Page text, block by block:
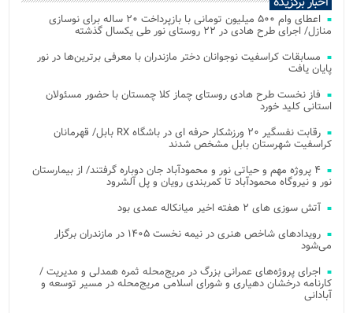
اعطای وام ۵۰۰ میلیون تومانی با بازپرداخت ۲۰ ساله برای نوسازی
منازل/ اجرای طرح هادی در ۲۲ روستای نور طی یکسال گذشته
مسابقات کراسفیت نوجوانان دختر مازندران با معرفی برترین‌ها در نور
پایان یافت
فاز نخست طرح هادی روستای چماز کلا چمستان با حضور مسئولان
استانی کلید خورد
رقابت نفسگیر ۲۰ ورزشکار حرفه ای در باشگاه RX بابل/ قهرمانان
کراسفیت شهرستان بابل مشخص شدند
۴ پروژه مهم و حیاتی نور و محمودآباد جان دوباره گرفتند/ از بیمارستان
نور و نیروگاه محمودآباد تا کمربندی رویان و پل آلشرود
آتش‌ سوزی‌ های ۲ هفته اخیر میانکاله عمدی بود
رویدادهای شاخص هنری در نیمه نخست ۱۴۰۵ در مازندران برگزار
می‌شود
اجرای پروژه‌های عمرانی بزرگ در مریج‌محله ثمره همدلی و مدیریت /
کارنامه درخشان دهیاری و شورای اسلامی مریج‌محله در مسیر توسعه و
آبادانی